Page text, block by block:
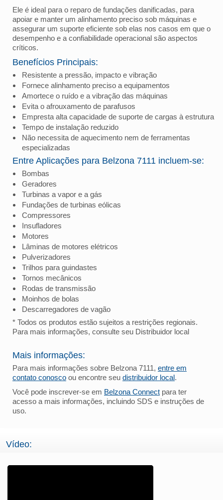
Ele é ideal para o reparo de fundações danificadas, para
apoiar e manter um alinhamento preciso sob máquinas e
assegurar um suporte eficiente sob elas nos casos em que o
desempenho e a confiabilidade operacional são aspectos
críticos.
Benefícios Principais:
Resistente a pressão, impacto e vibração
Fornece alinhamento preciso a equipamentos
Amortece o ruído e a vibração das máquinas
Evita o afrouxamento de parafusos
Empresta alta capacidade de suporte de cargas à estrutura
Tempo de instalação reduzido
Não necessita de aquecimento nem de ferramentas
especializadas
Entre Aplicações para Belzona 7111 incluem-se:
Bombas
Geradores
Turbinas a vapor e a gás
Fundações de turbinas eólicas
Compressores
Insufladores
Motores
Lâminas de motores elétricos
Pulverizadores
Trilhos para guindastes
Tornos mecânicos
Rodas de transmissão
Moinhos de bolas
Descarregadores de vagão
* Todos os produtos estão sujeitos a restrições regionais.
Para mais informações, consulte seu Distribuidor local
Mais informações:
Para mais informações sobre Belzona 7111, entre em
contato conosco ou encontre seu distribuidor local.
Você pode inscrever-se em Belzona Connect para ter
acesso a mais informações, incluindo SDS e instruções de
uso.
Vídeo: